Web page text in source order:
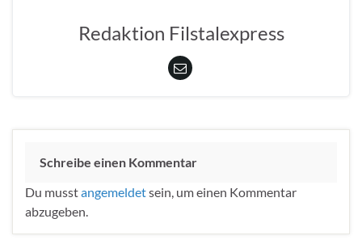
Redaktion Filstalexpress
Schreibe einen Kommentar
Du musstangemeldetsein, um einen Kommentar
abzugeben.